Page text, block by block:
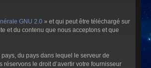
GNU 2.0 » et qui peut être téléchargé sur
et du contenu que nous acceptons et que
du pays dans lequel le serveur de
le droit d’avertir votre fournisseur